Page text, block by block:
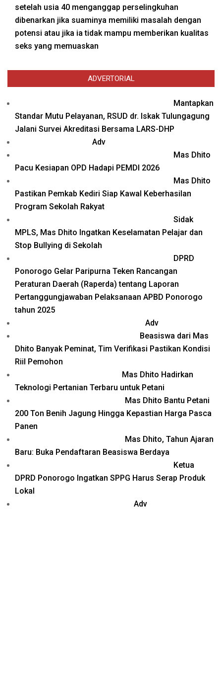
setelah usia 40 menganggap perselingkuhan
dibenarkan jika suaminya memiliki masalah dengan
potensi atau jika ia tidak mampu memberikan kualitas
seks yang memuaskan
ADVERTORIAL
Mantapkan
Standar Mutu Pelayanan, RSUD dr. Iskak Tulungagung
Jalani Survei Akreditasi Bersama LARS-DHP
Adv
Mas Dhito
Pacu Kesiapan OPD Hadapi PEMDI 2026
Mas Dhito
Pastikan Pemkab Kediri Siap Kawal Keberhasilan
Program Sekolah Rakyat
Sidak
MPLS, Mas Dhito Ingatkan Keselamatan Pelajar dan
Stop Bullying di Sekolah
DPRD
Ponorogo Gelar Paripurna Teken Rancangan
Peraturan Daerah (Raperda) tentang Laporan
Pertanggungjawaban Pelaksanaan APBD Ponorogo
tahun 2025
Adv
Beasiswa dari Mas
Dhito Banyak Peminat, Tim Verifikasi Pastikan Kondisi
Riil Pemohon
Mas Dhito Hadirkan
Teknologi Pertanian Terbaru untuk Petani
Mas Dhito Bantu Petani
200 Ton Benih Jagung Hingga Kepastian Harga Pasca
Panen
Mas Dhito, Tahun Ajaran
Baru: Buka Pendaftaran Beasiswa Berdaya
Ketua
DPRD Ponorogo Ingatkan SPPG Harus Serap Produk
Lokal
Adv